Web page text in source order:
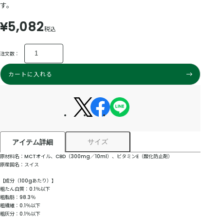
す。
¥5,082税込
注文数：
カートに入れる
アイテム詳細 サイズ
原材料名：MCTオイル、CBD（300mg／10ml）、ビタミンE（酸化防止剤）
原産国名：スイス
【成分（100gあたり）】
粗たん白質：0.1％以下
粗脂肪：98.3％
粗繊維：0.1％以下
粗灰分：0.1％以下